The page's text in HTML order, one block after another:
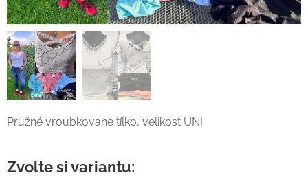
Pružné vroubkované tílko, velikost UNI
Zvolte si variantu: